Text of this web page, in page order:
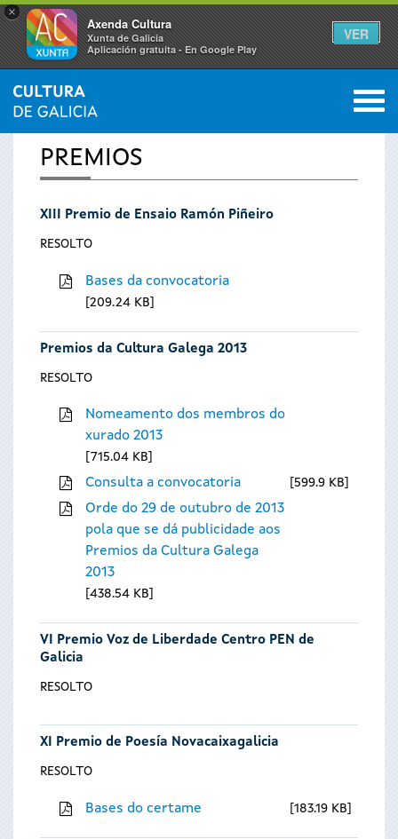
×
Axenda Cultura
Xunta de Galicia
Aplicación gratuíta - En Google Play
VER
Vostede
está
aquí
INICIO 0
PREMIOS
XIII Premio de Ensaio Ramón Piñeiro
RESOLTO
Bases da convocatoria
209.24 KB
Premios da Cultura Galega 2013
RESOLTO
Nomeamento dos membros do
xurado 2013
715.04 KB
Consulta a convocatoria 599.9 KB
Orde do 29 de outubro de 2013
pola que se dá publicidade aos
Premios da Cultura Galega
2013
438.54 KB
VI Premio Voz de Liberdade Centro PEN de
Galicia
RESOLTO
XI Premio de Poesía Novacaixagalicia
RESOLTO
Bases do certame 183.19 KB